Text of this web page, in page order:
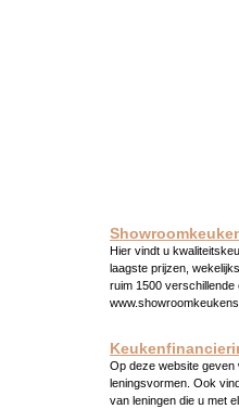
Hier vindt u
laagste prijzen,
ruim 1500 verschillende
Op deze website geven
leningsvormen. Ook
van leningen die u met